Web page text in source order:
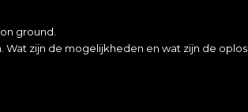
ground.
zijn de mogelijkheden en wat zijn de